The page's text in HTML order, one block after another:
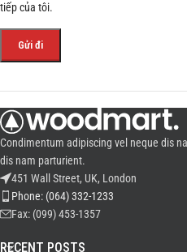
tiếp của tôi.
Condimentum adipiscing vel neque dis
dis nam parturient.
451 Wall Street, UK, London
Phone: (064) 332-1233
Fax: (099) 453-1357
RECENT POSTS